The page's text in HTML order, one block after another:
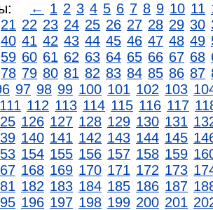
← 1 2 3 4 5 6 7 8 9 10 11
21 22 23 24 25 26 27 28 29 30
40 41 42 43 44 45 46 47 48 49
59 60 61 62 63 64 65 66 67 68
78 79 80 81 82 83 84 85 86 87
97 98 99 100 101 102 103
111 112 113 114 115 116 117
126 127 128 129 130 131
140 141 142 143 144 145
154 155 156 157 158 159
168 169 170 171 172 173
182 183 184 185 186 187
196 197 198 199 200 201